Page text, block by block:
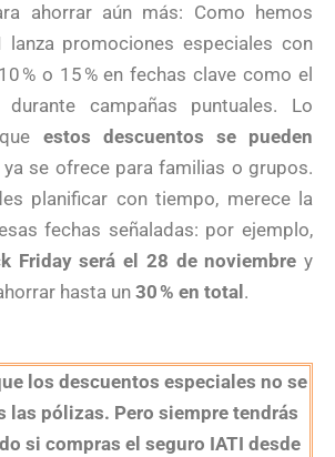
ahorrar aún más: Como hemos
lanza promociones especiales con
% o 15 % en fechas clave como el
campañas puntuales. Lo
estos descuentos se pueden
ya se ofrece para familias o grupos.
planificar con tiempo, merece la
fechas señaladas: por ejemplo,
Friday será el 28 de noviembre y
hasta un 30 % en total .
los descuentos especiales no se
las pólizas. Pero siempre tendrás
si compras el seguro IATI desde